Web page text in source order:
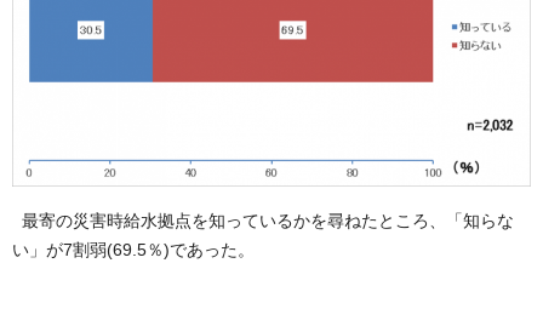
最寄の災害時給水拠点を知っているかを尋ねたところ、「知らな
い」が7割弱(69.5％)であった。